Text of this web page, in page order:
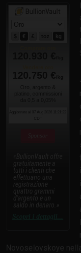
gratuitamente a
tutti i clienti che
effettuano una
registrazione
quattro grammi
d'argento e un
saldo in denaro.
Novoselovskoye